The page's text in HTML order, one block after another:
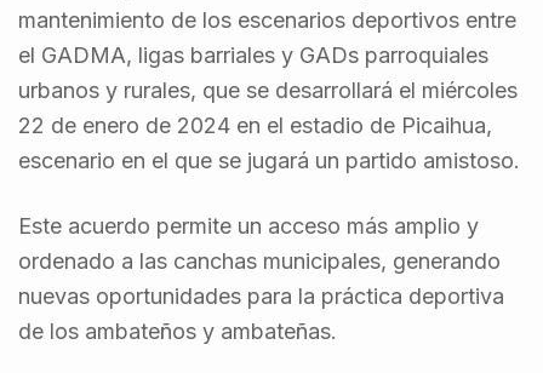
mantenimiento de los escenarios deportivos entre
el GADMA, ligas barriales y GADs parroquiales
urbanos y rurales, que se desarrollará el miércoles
22 de enero de 2024 en el estadio de Picaihua,
escenario en el que se jugará un partido amistoso.
Este acuerdo permite un acceso más amplio y
ordenado a las canchas municipales, generando
nuevas oportunidades para la práctica deportiva
de los ambateños y ambateñas.